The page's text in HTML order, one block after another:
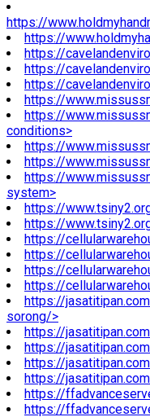
https://
https://
https://
https://
https://
https://
https://
conditions>
https://
https://
https://
system>
https://
https://
https://
https://
https://
https://
https://
sorong/>
https://
https://
https://
https://
https://
https://